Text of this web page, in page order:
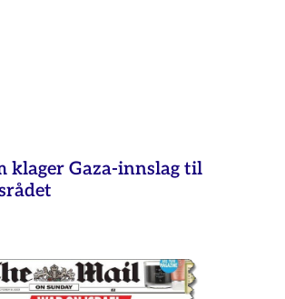
klager Gaza-innslag til